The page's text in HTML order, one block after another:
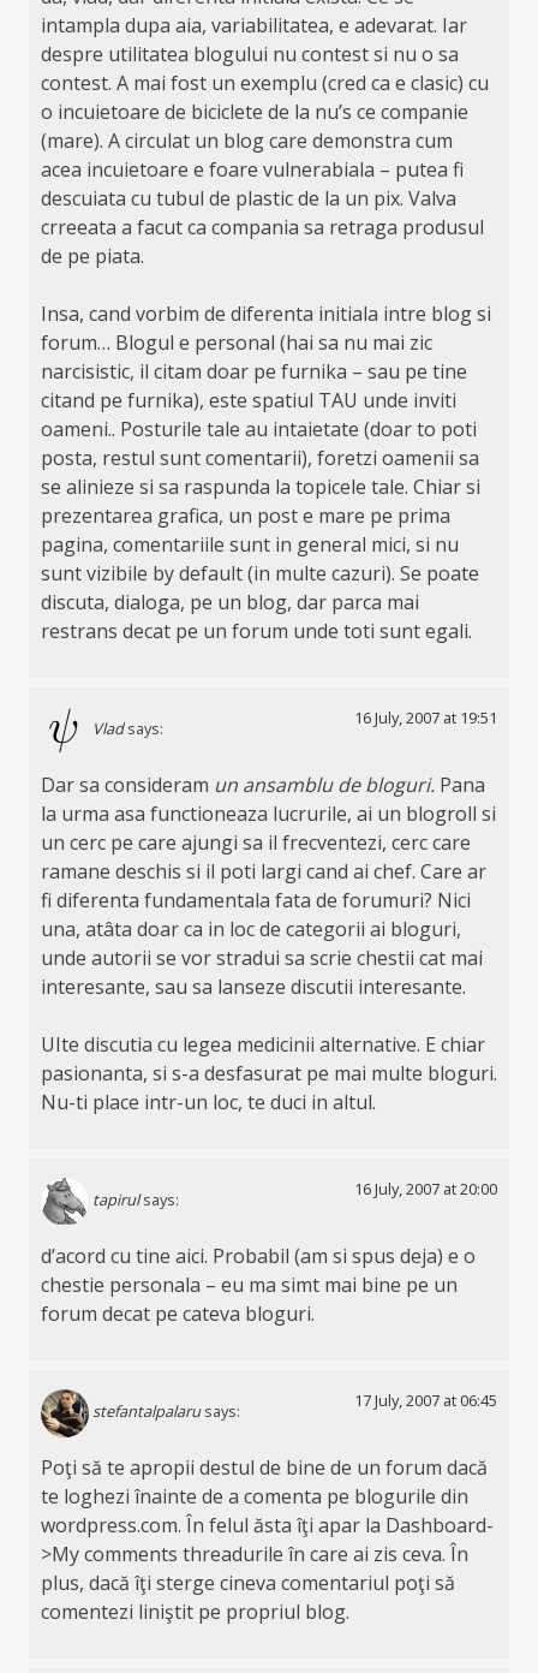
intampla dupa aia, variabilitatea, e adevarat. Iar
despre utilitatea blogului nu contest si nu o sa
contest. A mai fost un exemplu (cred ca e clasic) cu
o incuietoare de biciclete de la nu’s ce companie
(mare). A circulat un blog care demonstra cum
acea incuietoare e foare vulnerabiala – putea fi
descuiata cu tubul de plastic de la un pix. Valva
crreeata a facut ca compania sa retraga produsul
de pe piata.
Insa, cand vorbim de diferenta initiala intre blog si
forum… Blogul e personal (hai sa nu mai zic
narcisistic, il citam doar pe furnika – sau pe tine
citand pe furnika), este spatiul TAU unde inviti
oameni.. Posturile tale au intaietate (doar to poti
posta, restul sunt comentarii), foretzi oamenii sa
se alinieze si sa raspunda la topicele tale. Chiar si
prezentarea grafica, un post e mare pe prima
pagina, comentariile sunt in general mici, si nu
sunt vizibile by default (in multe cazuri). Se poate
discuta, dialoga, pe un blog, dar parca mai
restrans decat pe un forum unde toti sunt egali.
Vlad says:
16 July, 2007 at 19:51
Dar sa consideram un ansamblu de bloguri.Pana
la urma asa functioneaza lucrurile, ai un blogroll si
un cerc pe care ajungi sa il frecventezi, cerc care
ramane deschis si il poti largi cand ai chef. Care ar
fi diferenta fundamentala fata de forumuri? Nici
una, atâta doar ca in loc de categorii ai bloguri,
unde autorii se vor stradui sa scrie chestii cat mai
interesante, sau sa lanseze discutii interesante.
UIte discutia cu legea medicinii alternative. E chiar
pasionanta, si s-a desfasurat pe mai multe bloguri.
Nu-ti place intr-un loc, te duci in altul.
tapirul says:
16 July, 2007 at 20:00
d’acord cu tine aici. Probabil (am si spus deja) e o
chestie personala – eu ma simt mai bine pe un
forum decat pe cateva bloguri.
stefantalpalaru says:
17 July, 2007 at 06:45
Poţi să te apropii destul de bine de un forum dacă
te loghezi înainte de a comenta pe blogurile din
wordpress.com. În felul ăsta îţi apar la Dashboard-
>My comments threadurile în care ai zis ceva. În
plus, dacă îţi sterge cineva comentariul poţi să
comentezi liniştit pe propriul blog.